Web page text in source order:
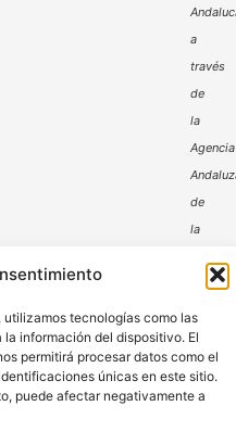
utilizamos tecnologías como las
información del dispositivo. El
permitirá procesar datos como el
únicas en este sitio.
puede afectar negativamente a
a
través
de
la
Agencia
de
la
de Privacidad